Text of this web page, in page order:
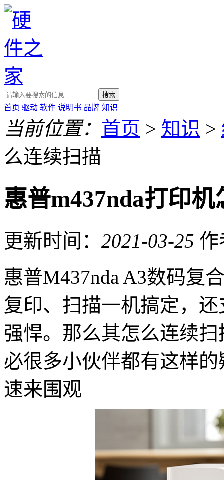
搜索
首页 驱动 软件 说明书 品牌 知识
当前位置： 首页 > 知识 >
么连续扫描
惠普m437nda打印
更新时间： 2021-03-25 作
惠普M437nda A3数码复
复印、扫描一机搞定，
强悍。那么其怎么连续
必很多小伙伴都有这样
速来围观